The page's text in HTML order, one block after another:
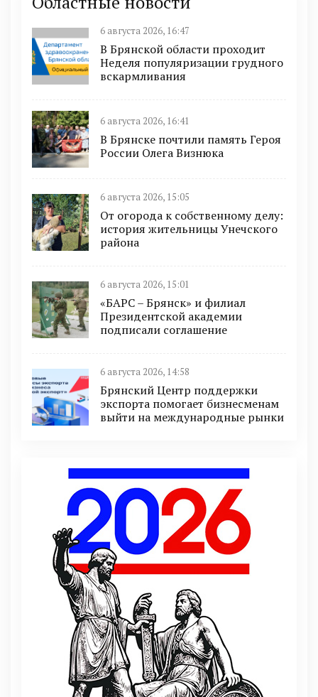
6 августа 2026, 16:47
В Брянской области проходит
Неделя популяризации грудного
вскармливания
6 августа 2026, 16:41
В Брянске почтили память Героя
России Олега Визнюка
6 августа 2026, 15:05
От огорода к собственному делу:
история жительницы Унечского
района
6 августа 2026, 15:01
«БАРС – Брянск» и филиал
Президентской академии
подписали соглашение
6 августа 2026, 14:58
Брянский Центр поддержки
экспорта помогает бизнесменам
выйти на международные рынки